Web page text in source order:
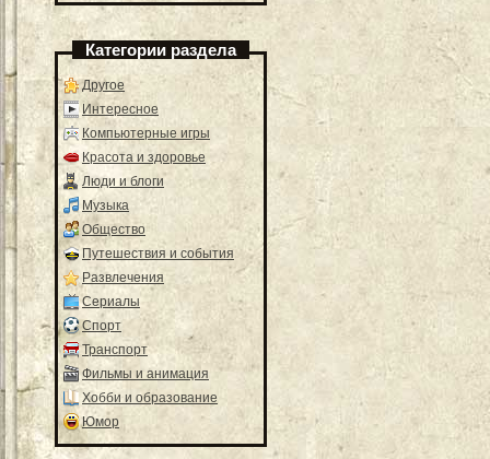
Категории раздела
Другое
Интересное
Компьютерные игры
Красота и здоровье
Люди и блоги
Музыка
Общество
Путешествия и события
Развлечения
Сериалы
Спорт
Транспорт
Фильмы и анимация
Хобби и образование
Юмор